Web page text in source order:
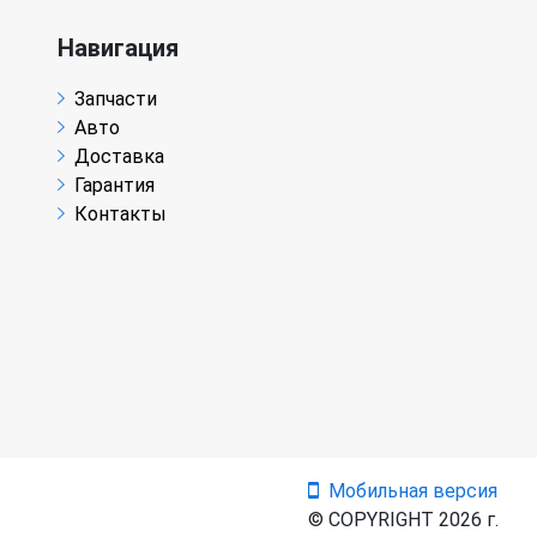
Навигация
Запчасти
Авто
Доставка
Гарантия
Контакты
Мобильная версия
© COPYRIGHT 2026 г.